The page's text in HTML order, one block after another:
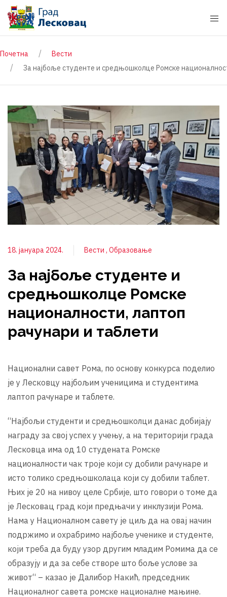
Почетна
Вести
За најбоље студенте и средњошколце Ромске
18. јануара 2024. Вести Образовање
За најбоље студенте и
средњошколце Ромске
националности, лаптоп
рачунари и таблети
Национални савет Рома, по основу конкурса поделио
је у Лесковцу најбољим ученицима и студентима
лаптоп рачунаре и таблете.
“Најбољи студенти и средњошколци данас добијају
награду за свој успех у учењу, а на територији града
Лесковца има од 10 студената Ромске
националности чак троје који су добили рачунаре и
исто толико средњошколаца који су добили таблет.
Њих је 20 на нивоу целе Србије, што говори о томе да
је Лесковац град који предњачи у инклузији Рома.
Нама у Националном савету је циљ да на овај начин
подржимо и охрабримо најбоље ученике и студенте,
који треба да буду узор другим младим Ромима да се
образују и да за себе створе што боље услове за
живот“ – казао је Далибор Накић, председник
Националног савета ромске националне мањине.